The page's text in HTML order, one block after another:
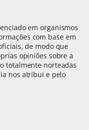
em organismos
com base em
de modo que
opiniões sobre a
totalmente norteadas
nos atribui e pelo